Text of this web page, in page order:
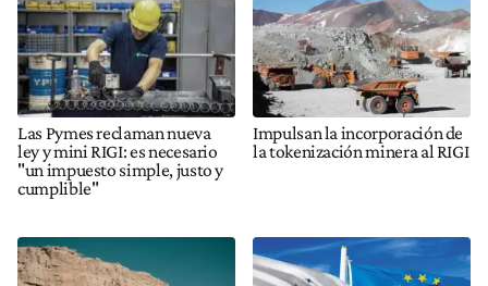
Las Pymes reclaman nueva
ley y mini RIGI: es necesario
"un impuesto simple, justo y
cumplible"
Impulsan la incorporación de
la tokenización minera al RIGI
Las empresas mineras
rechazan los cambios al RIGI
Se acelera el acuerdo Unión
Europea - Mercosur: “Esto